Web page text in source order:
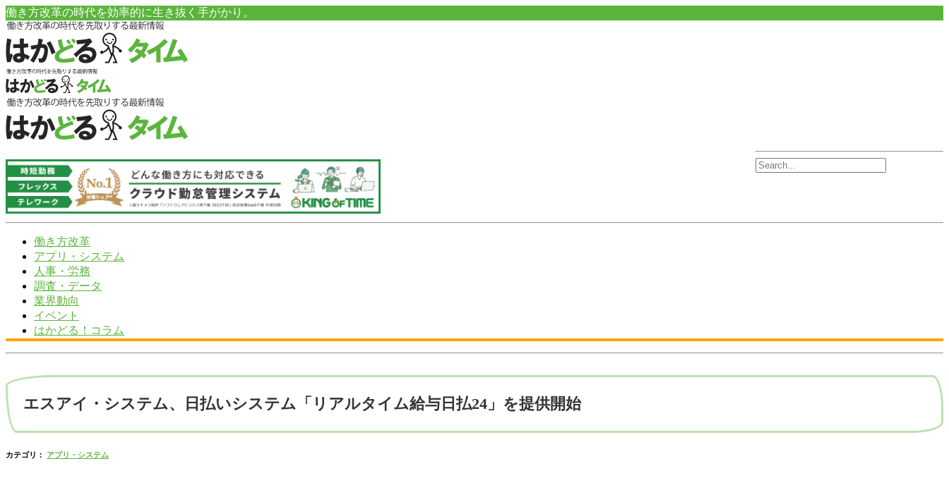
働き方改革の時代を効率的に生き抜く手がかり。
働き方改革
アプリ・システム
人事・労務
調査・データ
業界動向
イベント
はかどる！コラム
エスアイ・システム、日払いシステム「リアルタイム給与日払24」を提供開始
カテゴリ： アプリ・システム